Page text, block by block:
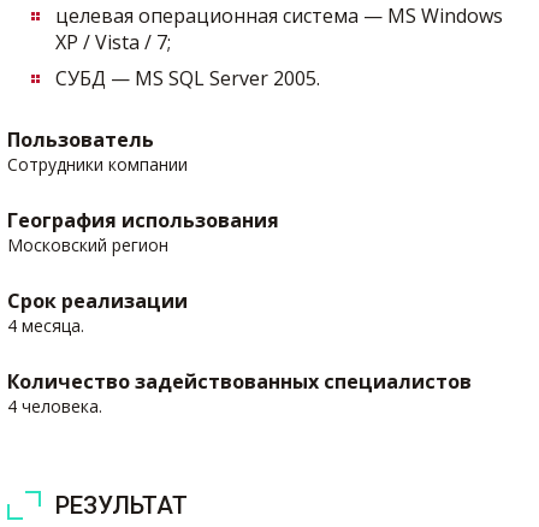
целевая операционная система — MS Windows
XP / Vista / 7;
СУБД — MS SQL Server 2005.
Пользователь
Сотрудники компании
География использования
Московский регион
Срок реализации
4 месяца.
Количество задействованных специалистов
4 человека.
РЕЗУЛЬТАТ